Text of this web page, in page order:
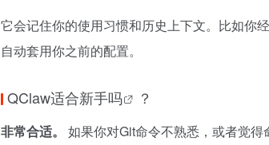
它会记住你的使用习惯和历史上下文。比如你
自动套用你之前的配置。
QClaw适合新手吗 ？
非常合适。
如果你对Git命令不熟悉，或者觉